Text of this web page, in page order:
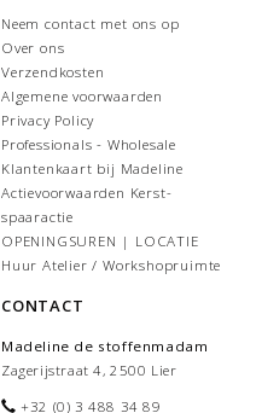
Neem contact met ons op
Over ons
Verzendkosten
Algemene voorwaarden
Privacy Policy
Professionals - Wholesale
Klantenkaart bij Madeline
Actievoorwaarden Kerst-
spaaractie
OPENINGSUREN | LOCATIE
Huur Atelier / Workshopruimte
CONTACT
Madeline de stoffenmadam
Zagerijstraat 4, 2500 Lier
+32 (0) 3 488 34 89